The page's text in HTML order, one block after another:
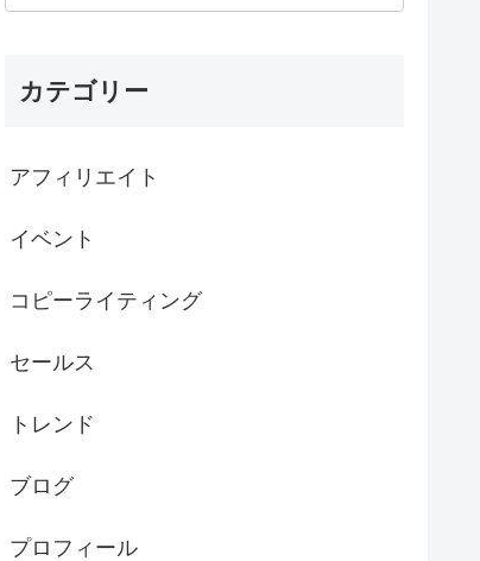
カテゴリー
アフィリエイト
イベント
コピーライティング
セールス
トレンド
ブログ
プロフィール